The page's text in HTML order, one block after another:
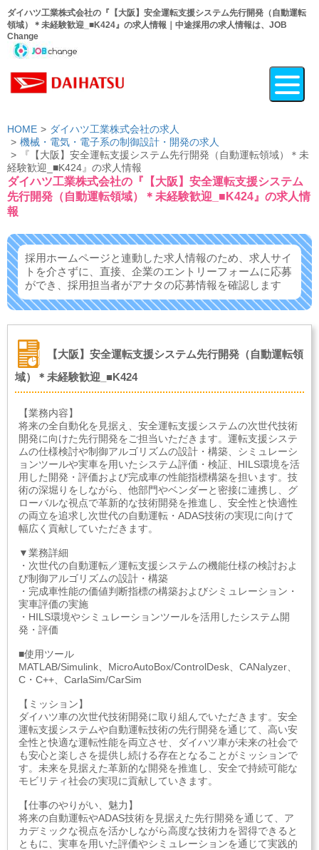
ダイハツ工業株式会社の『【大阪】安全運転支援システム先行開発（自動運転
領域）＊未経験歓迎_■K424』の求人情報｜中途採用の求人情報は、JOB
Change
HOME
ダイハツ工業株式会社の求人
機械・電気・電子系の制御設計・開発の求人
『【大阪】安全運転支援システム先行開発（自動運転領域）＊未
経験歓迎_■K424』の求人情報
ダイハツ工業株式会社の『【大阪】安全運転支援システム
先行開発（自動運転領域）＊未経験歓迎_■K424』の求人情
報
採用ホームページと連動した求人情報のため、求人サイ
トを介さずに、 直接、企業のエントリーフォームに応募
ができ、 採用担当者がアナタの応募情報を確認します
【大阪】安全運転支援システム先行開発（自動運転領
域）＊未経験歓迎_■K424
【業務内容】
将来の全自動化を見据え、安全運転支援システムの次世代技術
開発に向けた先行開発をご担当いただきます。運転支援システ
ムの仕様検討や制御アルゴリズムの設計・構築、シミュレーシ
ョンツールや実車を用いたシステム評価・検証、HILS環境を活
用した開発・評価および完成車の性能指標構築を担います。技
術の深堀りをしながら、他部門やベンダーと密接に連携し、グ
ローバルな視点で革新的な技術開発を推進し、安全性と快適性
の両立を追求し次世代の自動運転・ADAS技術の実現に向けて
幅広く貢献していただきます。
▼業務詳細
・次世代の自動運転／運転支援システムの機能仕様の検討およ
び制御アルゴリズムの設計・構築
・完成車性能の価値判断指標の構築およびシミュレーション・
実車評価の実施
・HILS環境やシミュレーションツールを活用したシステム開
発・評価
■使用ツール
MATLAB/Simulink、MicroAutoBox/ControlDesk、CANalyzer、
C・C++、CarlaSim/CarSim
【ミッション】
ダイハツ車の次世代技術開発に取り組んでいただきます。安全
運転支援システムや自動運転技術の先行開発を通じて、高い安
全性と快適な運転性能を両立させ、ダイハツ車が未来の社会で
も安心と楽しさを提供し続ける存在となることがミッションで
す。未来を見据えた革新的な開発を推進し、安全で持続可能な
モビリティ社会の実現に貢献していきます。
【仕事のやりがい、魅力】
将来の自動運転やADAS技術を見据えた先行開発を通じて、ア
カデミックな視点を活かしながら高度な技術力を習得できると
ともに、実車を用いた評価やシミュレーションを通じて実践的